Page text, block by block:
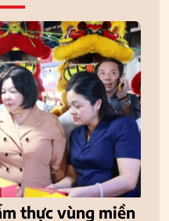
thực vùng miền